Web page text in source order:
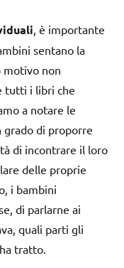
, è importante
sentano la
motivo non
tutti i libri che
a notare le
grado di proporre
di incontrare il loro
delle proprie
i bambini
di parlarne ai
quali parti gli
tratto.